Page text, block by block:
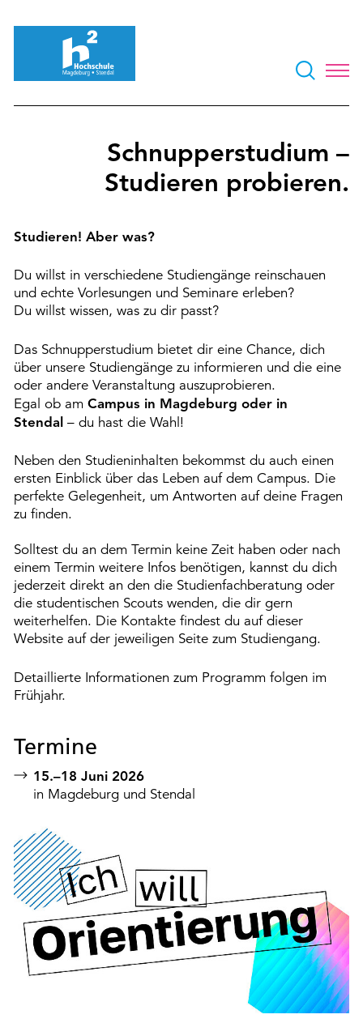
Schnupperstudium –
Studieren probieren.
Studieren! Aber was?
Du willst in verschiedene Studiengänge reinschauen
und echte Vorlesungen und Seminare erleben?
Du willst wissen, was zu dir passt?
Das Schnupperstudium bietet dir eine Chance, dich
über unsere Studiengänge zu informieren und die eine
oder andere Veranstaltung auszuprobieren.
Egal ob am Campus in Magdeburg oder in
Stendal – du hast die Wahl!
Neben den Studieninhalten bekommst du auch einen
ersten Einblick über das Leben auf dem Campus. Die
perfekte Gelegenheit, um Antworten auf deine Fragen
zu finden.
Solltest du an dem Termin keine Zeit haben oder nach
einem Termin weitere Infos benötigen, kannst du dich
jederzeit direkt an den die Studienfachberatung oder
die studentischen Scouts wenden, die dir gern
weiterhelfen. Die Kontakte findest du auf dieser
Website auf der jeweiligen Seite zum Studiengang.
Detaillierte Informationen zum Programm folgen im
Frühjahr.
Termine
15.–18 Juni 2026
in Magdeburg und Stendal